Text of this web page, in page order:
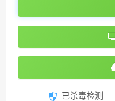
已杀毒检测